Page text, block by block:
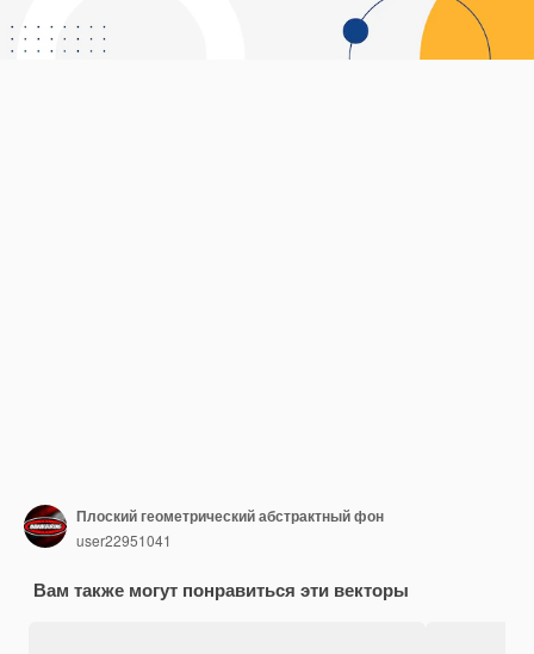
Плоский геометрический абстрактный фон
user22951041
Вам также могут понравиться эти векторы